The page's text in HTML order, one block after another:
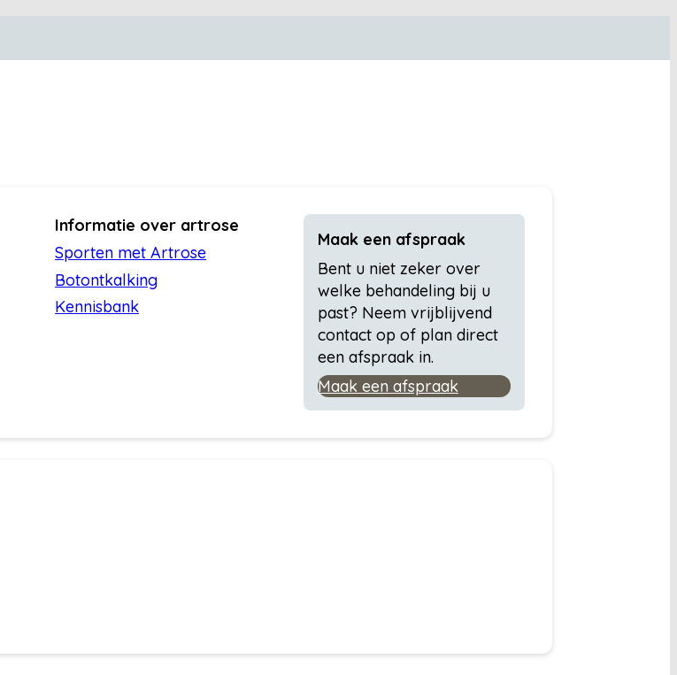
Informatie over artrose
Sporten met Artrose
Botontkalking
Kennisbank
Maak een afspraak
Bent u niet zeker over
welke behandeling bij u
past? Neem vrijblijvend
contact op of plan direct
een afspraak in.
Maak een afspraak